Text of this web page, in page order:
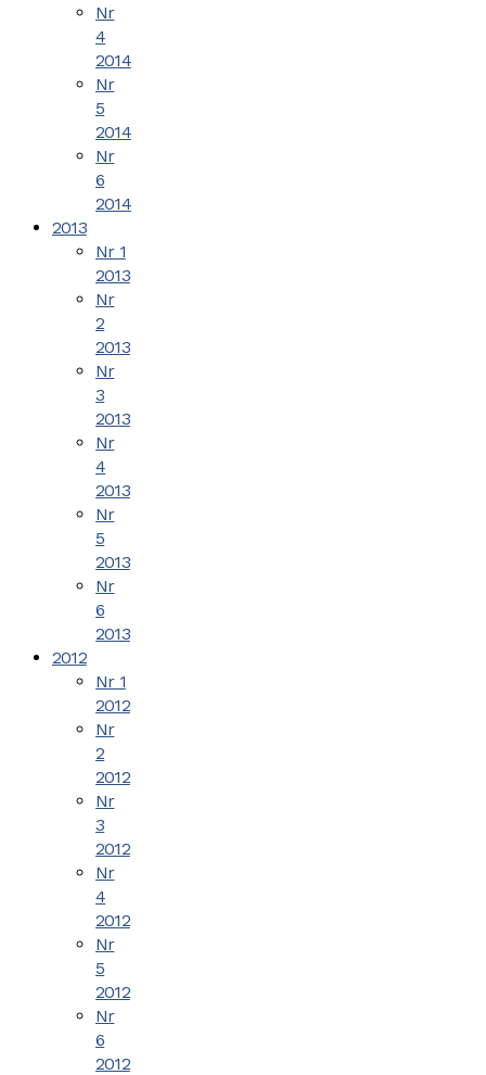
Nr
4
2014
Nr
5
2014
Nr
6
2014
2013
Nr 1
2013
Nr
2
2013
Nr
3
2013
Nr
4
2013
Nr
5
2013
Nr
6
2013
2012
Nr 1
2012
Nr
2
2012
Nr
3
2012
Nr
4
2012
Nr
5
2012
Nr
6
2012